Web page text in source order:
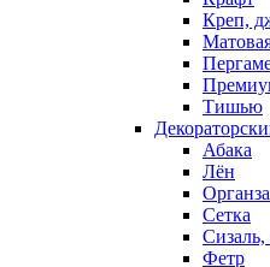
Креп,
Тишью
Абака
Лён
Сетка
Фетр